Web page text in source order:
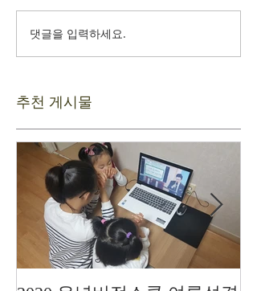
댓글을 입력하세요.
추천 게시물